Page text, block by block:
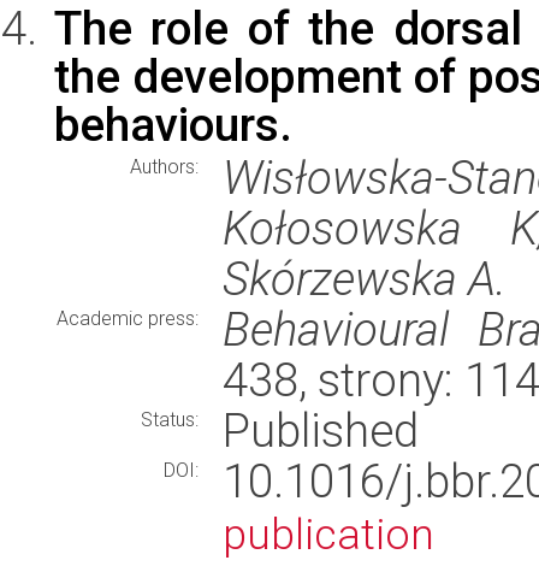
The role of the
the development of
behaviours.
Authors:
Wisłowska-
Kołosowska
Skórzewska A.
Academic press:
Behavioural
438, strony:
Status: Published
DOI: 10.1016/
publication